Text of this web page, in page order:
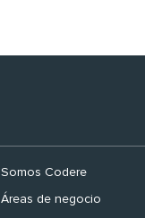
Somos Codere
Áreas de negocio